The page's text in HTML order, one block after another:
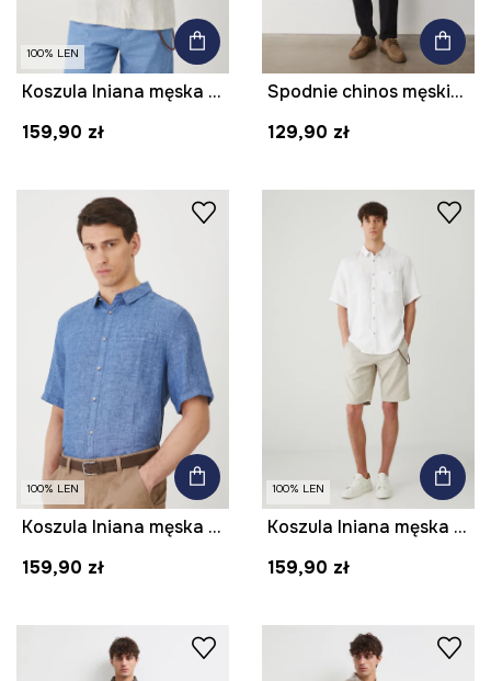
100% LEN
Koszula lniana męska z kołnierzykiem klasycznym kolor beżowy
159,90 zł
Spodnie chinos męskie z lnem
129,90 zł
100% LEN
Koszula lniana męska z kołnierzykiem klasycznym kolor niebieski
159,90 zł
100% LEN
Koszula lniana męska z kołnierzykiem klasycznym kolor biały
159,90 zł